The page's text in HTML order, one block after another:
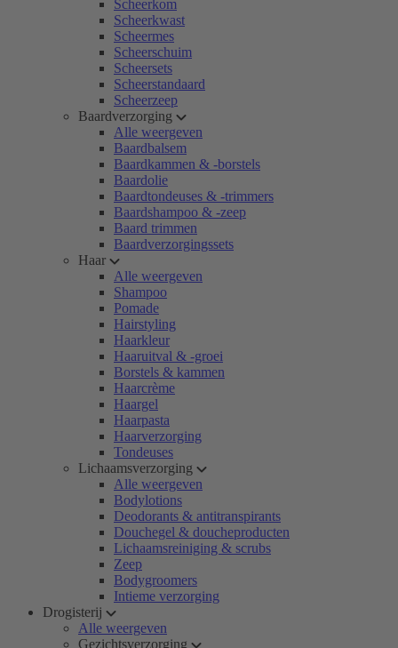
Scheerkom
Scheerkwast
Scheermes
Scheerschuim
Scheersets
Scheerstandaard
Scheerzeep
Baardverzorging
Alle weergeven
Baardbalsem
Baardkammen & -borstels
Baardolie
Baardtondeuses & -trimmers
Baardshampoo & -zeep
Baard trimmen
Baardverzorgingssets
Haar
Alle weergeven
Shampoo
Pomade
Hairstyling
Haarkleur
Haaruitval & -groei
Borstels & kammen
Haarcrème
Haargel
Haarpasta
Haarverzorging
Tondeuses
Lichaamsverzorging
Alle weergeven
Bodylotions
Deodorants & antitranspirants
Douchegel & doucheproducten
Lichaamsreiniging & scrubs
Zeep
Bodygroomers
Intieme verzorging
Drogisterij
Alle weergeven
Gezichtsverzorging